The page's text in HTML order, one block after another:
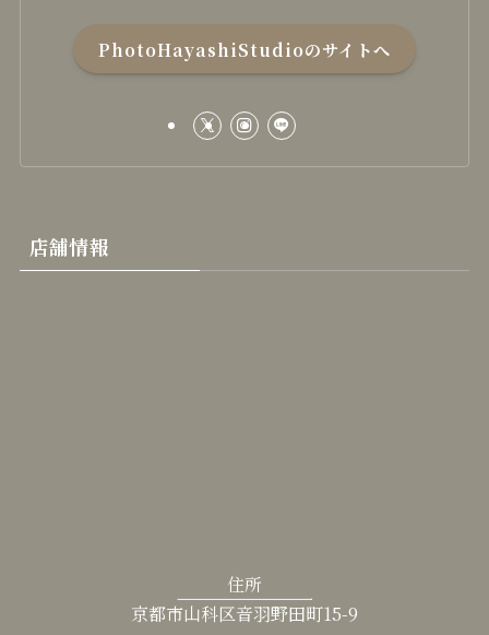
PhotoHayashiStudioのサイトへ
店舗情報
住所
京都市山科区音羽野田町15-9